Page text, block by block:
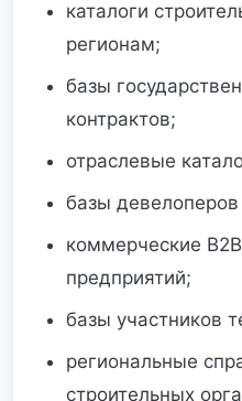
каталоги
регионам;
базы
контрактов;
отраслевые
базы
коммерческие
предприятий;
базы участников
региональные
строительных